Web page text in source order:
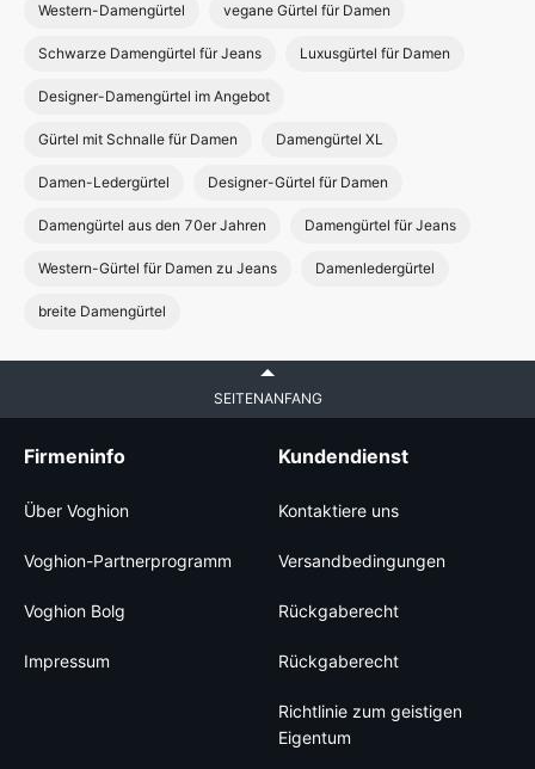
Western-Damengürtel vegane Gürtel für Damen
Schwarze Damengürtel für Jeans Luxusgürtel für Damen
Designer-Damengürtel im Angebot
Gürtel mit Schnalle für Damen Damengürtel XL
Damen-Ledergürtel Designer-Gürtel für Damen
Damengürtel aus den 70er Jahren Damengürtel für Jeans
Western-Gürtel für Damen zu Jeans Damenledergürtel
breite Damengürtel
SEITENANFANG
Firmeninfo
Über Voghion
Voghion-Partnerprogramm
Voghion Bolg
Impressum
Kundendienst
Kontaktiere uns
Versandbedingungen
Rückgaberecht
Rückgaberecht
Richtlinie zum geistigen
Eigentum